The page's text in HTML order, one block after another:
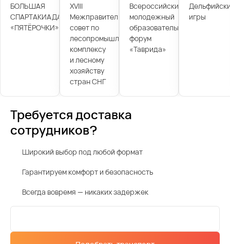
БОЛЬШАЯ
СПАРТАКИАДА
«ПЯТЁРОЧКИ»
XVIII
Межправительственный
совет по
лесопромышленному
комплексу
и лесному
хозяйству
стран СНГ
Всероссийский
молодежный
образовательный
форум
«Таврида»
игры
Требуется доставка
сотрудников?
Широкий выбор под любой формат
Гарантируем комфорт и безопасность
Всегда вовремя — никаких задержек